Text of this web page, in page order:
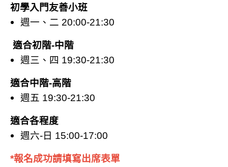
初學入門友善小班
週一、二 20:00-21:30
適合初階-中階
週三、四 19:30-21:30
適合中階-高階
週五 19:30-21:30
適合各程度
週六-日 15:00-17:00
*報名成功請填寫出席表單